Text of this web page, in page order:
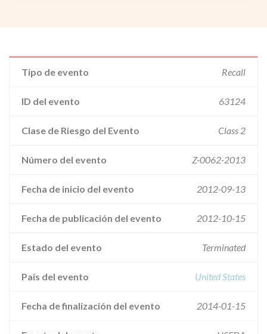
Tipo de evento Recall
ID del evento 63124
Clase de Riesgo del Evento Class 2
Número del evento Z-0062-2013
Fecha de inicio del evento 2012-09-13
Fecha de publicación del evento 2012-10-15
Estado del evento Terminated
País del evento United States
Fecha de finalización del evento 2014-01-15